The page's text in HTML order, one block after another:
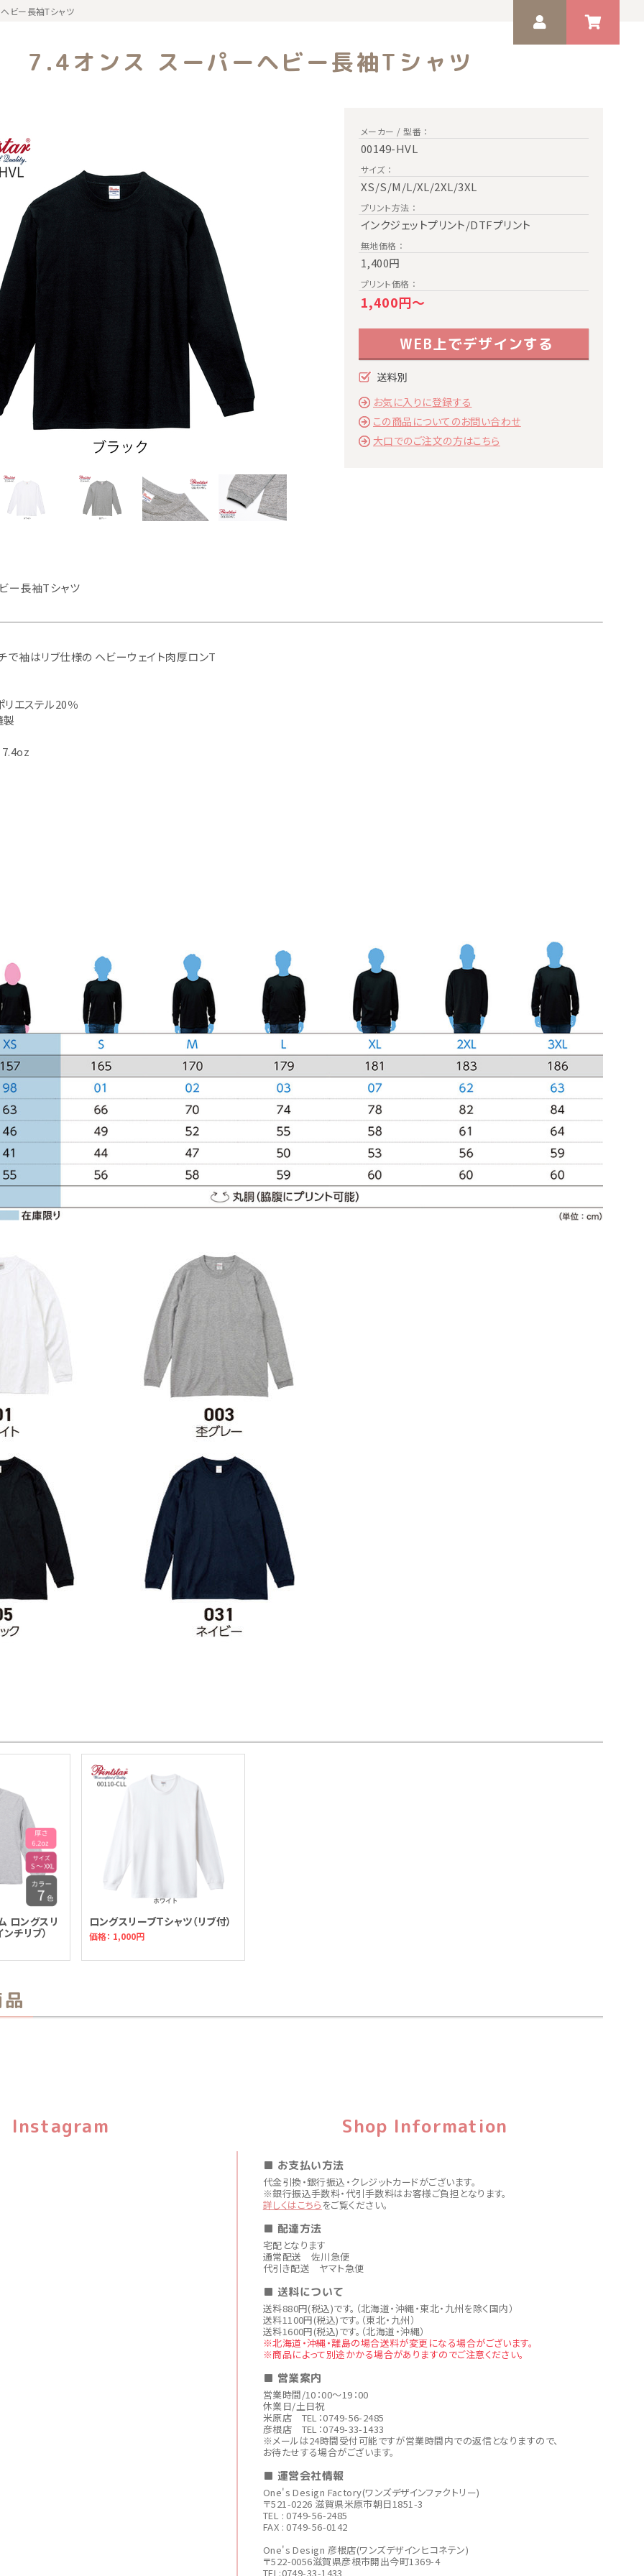
いつもありがとうございます。
ビー長袖Tシャツ
7.4オンス スーパーヘビー長袖Tシャツ
メーカー / 型番 ：
00149-HVL
サイズ ：
XS/S/M/L/XL/2XL/3XL
プリント方法 ：
インクジェットプリント/DTFプリント
無地価格 ：
1,400円
プリント価格 ：
1,400円～
WEB上でデザインする
お気に入りに登録する
この商品についてのお問い合わせ
大口でのご注文の方はこちら
ー長袖Tシャツ
で袖はリブ仕様の ヘビーウェイト肉厚ロンT
エステル20％
製
ロングスリ
チリブ）
ロングスリーブＴシャツ（リブ付）
価格： 1,000円
Instagram Shop Information
■ お支払い方法
代金引換・銀行振込・クレジットカードがございます。
※銀行振込手数料・代引手数料はお客様ご負担となります。
詳しくはこちら をご覧ください。
■ 配達方法
宅配となります
通常配送 佐川急便
代引き配送 ヤマト急便
■ 送料について
送料880円(税込)です。（北海道・沖縄・東北・九州を除く国内）
送料1100円(税込)です。（東北・九州）
送料1600円(税込)です。（北海道・沖縄）
※北海道・沖縄・離島の場合送料が変更になる場合がございます。
※商品によって別途かかる場合がありますのでご注意ください。
■ 営業案内
営業時間/10：00～19：00
休業日/土日祝
米原店 TEL：0749-56-2485
彦根店 TEL：0749-33-1433
※メールは24時間受付可能ですが営業時間内での返信となりますので、
お待たせする場合がございます。
■ 運営会社情報
One's Design Factory(ワンズデザインファクトリー)
〒521-0226 滋賀県米原市朝日1851-3
TEL : 0749-56-2485
FAX : 0749-56-0142
One's Design 彦根店(ワンズデザインヒコネテン)
〒522-0056滋賀県彦根市開出今町1369-4
TEL:0749-33-1433